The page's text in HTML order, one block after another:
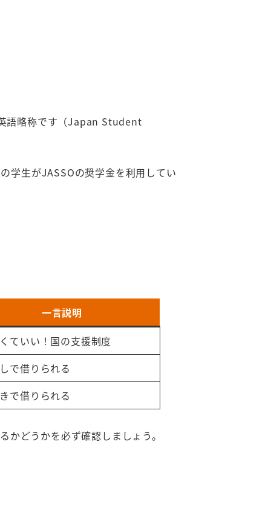
語略称です（Japan Student
学生がJASSOの奨学金を利用してい
一言説明
ていい！国の支援制度
で借りられる
で借りられる
かどうかを必ず確認しましょう。